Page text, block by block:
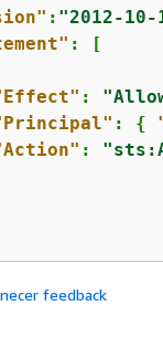
: "2012-10-
: [
:
: {
:
feedback